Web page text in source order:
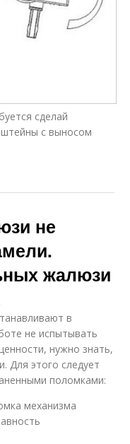
сделай
с выносом
не
жалюзи
в
не испытывать
нужно знать,
Для этого следует
поломками:
механизма